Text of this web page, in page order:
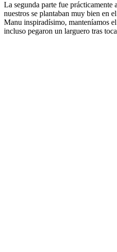
La segunda parte fue
nuestros se plantaban muy bien en
Manu inspiradísimo, manteníamos
incluso pegaron un larguero tras